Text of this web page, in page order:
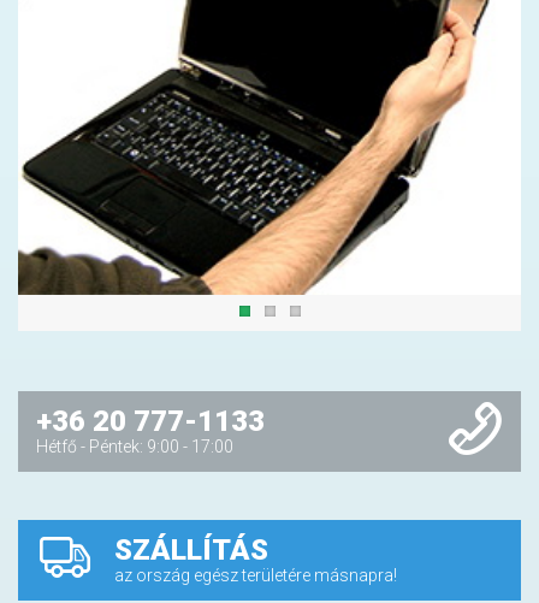
+36 20 777-1133
Hétfő - Péntek: 9:00 - 17:00
SZÁLLÍTÁS
az ország egész területére másnapra!